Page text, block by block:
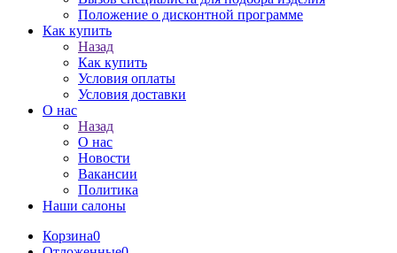
Положение о дисконтной программе
Как купить
Назад
Как купить
Условия оплаты
Условия доставки
О нас
Назад
О нас
Новости
Вакансии
Политика
Наши салоны
Корзина0